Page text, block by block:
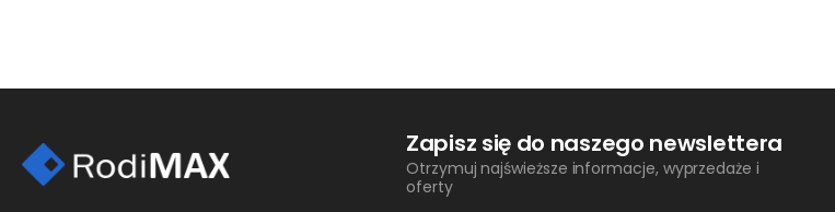
Zapisz się do naszego newslettera
Otrzymuj najświeższe informacje, wyprzedaże i
oferty